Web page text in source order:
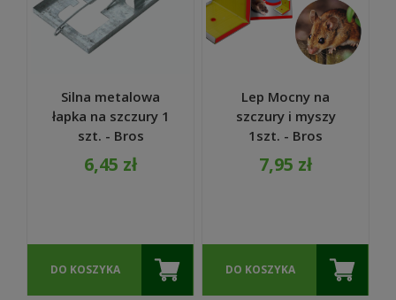
Silna metalowa
łapka na szczury 1
szt. - Bros
6,45 zł
DO KOSZYKA
Lep Mocny na
szczury i myszy
1szt. - Bros
7,95 zł
DO KOSZYKA